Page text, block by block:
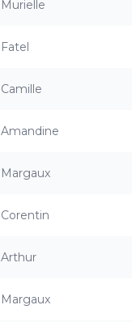
Murielle
Fatel
Camille
Amandine
Margaux
Corentin
Arthur
Margaux